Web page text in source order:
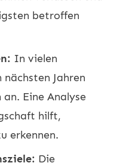
betroffen
In vielen
Jahren
Eine Analyse
hilft,
erkennen.
Die